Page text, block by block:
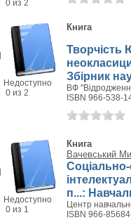
0 из 2
Недоступно
0 из 2
Книга
Творчість
Збірник
ВФ
ISBN 966-538-
Недоступно
0 из 1
Книга
Вачевський
п...:
Центр
ISBN 966-